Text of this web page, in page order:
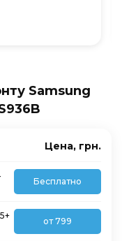
Samsung
Цена, грн.
Бесплатно
от 799